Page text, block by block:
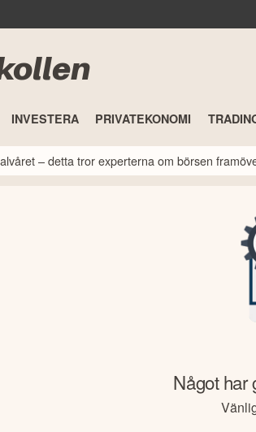
INVESTERA PRIVATEKONOMI
– detta tror experterna om börsen
Något har